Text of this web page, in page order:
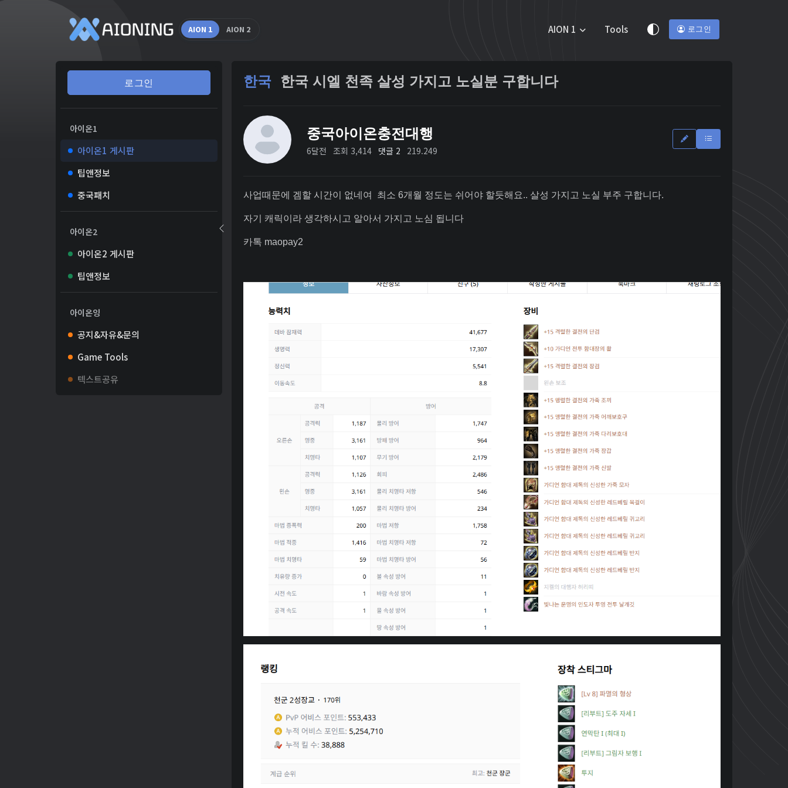
AION 1 AION 2 AION 1 Tools 로그인
로그인
아이온1
아이온1 게시판
팁앤정보
중국패치
아이온2
아이온2 게시판
팁앤정보
아이온잉
공지&자유&문의
Game Tools
텍스트공유
한국 한국 시엘 천족 살성 가지고 노실분 구합니다
중국아이온충전대행
6달전 조회 3,414 댓글 2 219.249
사업때문에 겜할 시간이 없네여 최소 6개월 정도는 쉬어야 할듯해요.. 살성 가지고 노실 부주 구합니다.
자기 캐릭이라 생각하시고 알아서 가지고 노심 됩니다
카톡 maopay2